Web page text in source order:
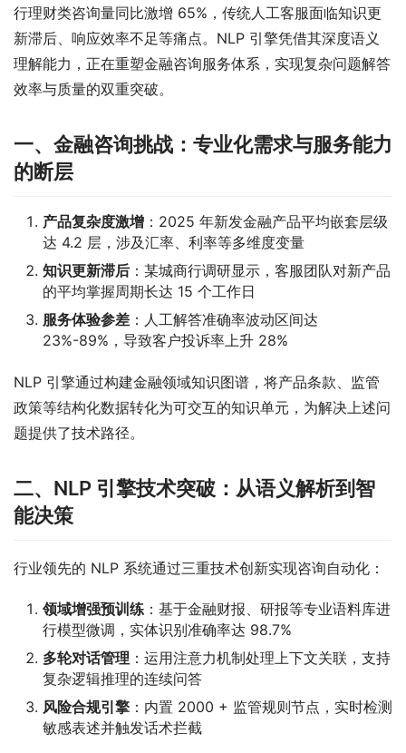
行理财类咨询量同比激增 65%，传统人工客服面临知识更
新滞后、响应效率不足等痛点。NLP 引擎凭借其深度语义
理解能力，正在重塑金融咨询服务体系，实现复杂问题解答
效率与质量的双重突破。
一、金融咨询挑战：专业化需求与服务能力
的断层
产品复杂度激增 ：2025 年新发金融产品平均嵌套层级
达 4.2 层，涉及汇率、利率等多维度变量
知识更新滞后 ：某城商行调研显示，客服团队对新产品
的平均掌握周期长达 15 个工作日
服务体验参差 ：人工解答准确率波动区间达
23%-89%，导致客户投诉率上升 28%
NLP 引擎通过构建金融领域知识图谱，将产品条款、监管
政策等结构化数据转化为可交互的知识单元，为解决上述问
题提供了技术路径。
二、NLP 引擎技术突破：从语义解析到智
能决策
行业领先的 NLP 系统通过三重技术创新实现咨询自动化：
领域增强预训练 ：基于金融财报、研报等专业语料库进
行模型微调，实体识别准确率达 98.7%
多轮对话管理 ：运用注意力机制处理上下文关联，支持
复杂逻辑推理的连续问答
风险合规引擎 ：内置 2000 + 监管规则节点，实时检测
敏感表述并触发话术拦截